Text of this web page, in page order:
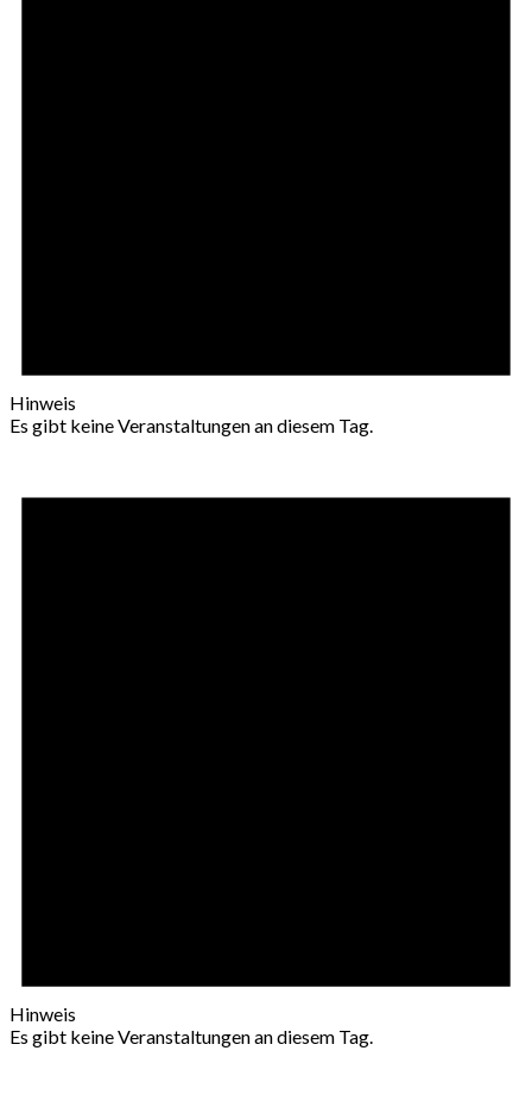
Hinweis
Es gibt keine Veranstaltungen an diesem Tag.
Hinweis
Es gibt keine Veranstaltungen an diesem Tag.